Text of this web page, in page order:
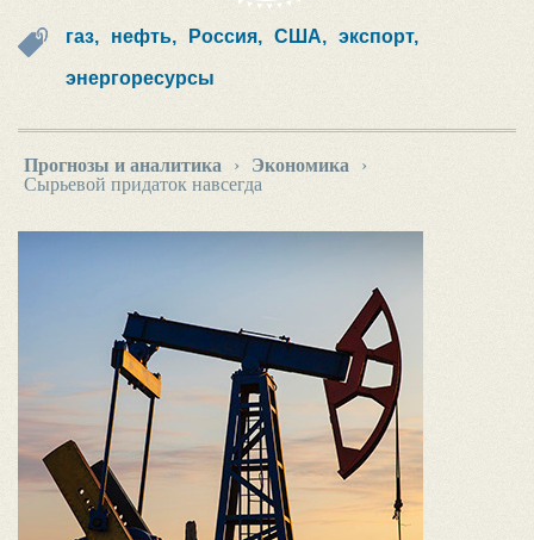
газ, нефть, Россия, США, экспорт,
энергоресурсы
Прогнозы и аналитика › Экономика
›
Сырьевой придаток навсегда